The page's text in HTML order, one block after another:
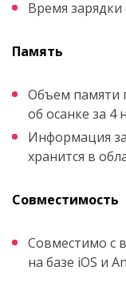
Время зарядки
Память
Объем памяти
об осанке за 4
Информация
хранится в
Совместимость
Совместимо с
на базе iOS и